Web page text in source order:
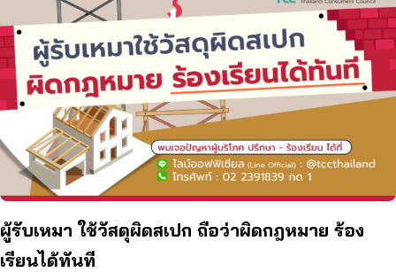
ผู้รับเหมา ใช้วัสดุผิดสเปก ถือว่าผิดกฎหมาย ร้อง
เรียนได้ทันที